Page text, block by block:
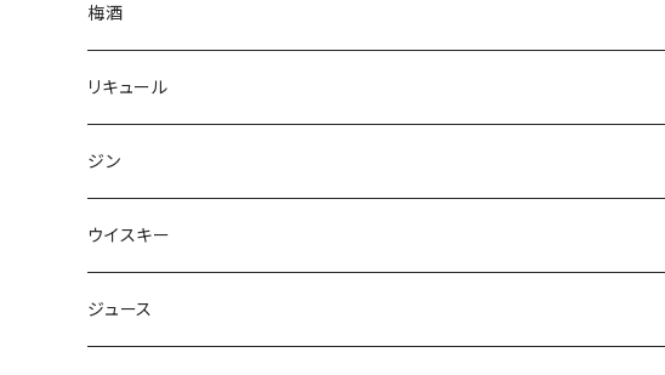
梅酒
リキュール
ジン
ウイスキー
ジュース